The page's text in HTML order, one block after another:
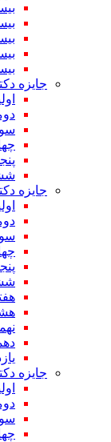
جایزه
جایزه
جایزه